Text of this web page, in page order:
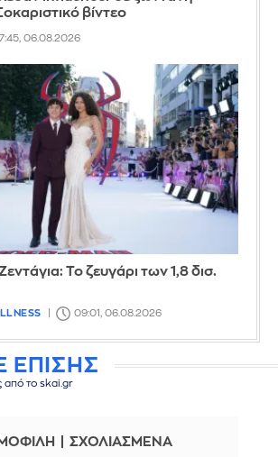
βίντεο
06.08.2026
Το ζευγάρι των 1,8 δισ.
09:01, 06.08.2026
ΕΠΙΣΗΣ
από το skai.gr
ΣΧΟΛΙΑΣΜΕΝΑ